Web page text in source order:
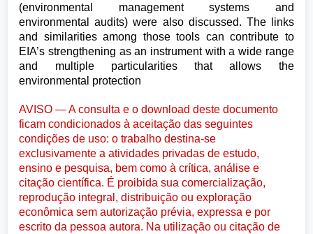
(environmental management systems and
environmental audits) were also discussed. The links
and similarities among those tools can contribute to
EIA’s strengthening as an instrument with a wide range
and multiple particularities that allows the
environmental protection
AVISO — A consulta e o download deste documento
ficam condicionados à aceitação das seguintes
condições de uso: o trabalho destina-se
exclusivamente a atividades privadas de estudo,
ensino e pesquisa, bem como à crítica, análise e
citação científica. É proibida sua comercialização,
reprodução integral, distribuição ou exploração
econômica sem autorização prévia, expressa e por
escrito da pessoa autora. Na utilização ou citação de